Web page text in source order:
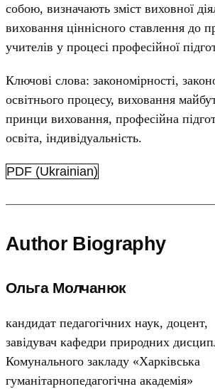
собою, визначають зміст виховної
виховання ціннісного ставлення до
учителів у процесі професійної
Ключові слова: закономірності,
освітнього процесу, виховання
принци виховання, професійна
освіта, індивідуальність.
PDF (Ukrainian)
Author Biography
Ольга Молчанюк
кандидат педагогічних наук, доцент,
завідувач кафедри природних
Комунального закладу «Харківська
гуманітарнопедагогічна академія»